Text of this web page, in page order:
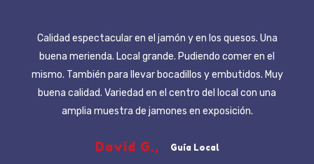
Para los amantes de comer bien, excelente sitio,
embutidos de calidad y jamón que es una locura!!!
Cervezas belgas, vinos etc. Volveré toda la vida!
Matias D., Guía Local